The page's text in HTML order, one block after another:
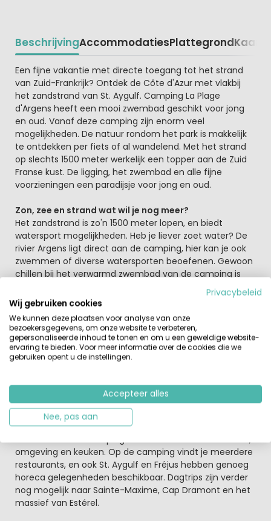
BeschrijvingAccommodatiesPlattegrondKaart
Beschrijving
Een fijne vakantie met directe toegang tot het strand
van Zuid-Frankrijk? Ontdek de Côte d'Azur met vlakbij
het zandstrand van St. Aygulf. Camping La Plage
d'Argens heeft een mooi zwembad geschikt voor jong
en oud. Vanaf deze camping zijn enorm veel
mogelijkheden. De natuur rondom het park is makkelijk
te ontdekken per fiets of al wandelend. Met het strand
op slechts 1500 meter werkelijk een topper aan de Zuid
Franse kust. De ligging, het zwembad en alle fijne
voorzieningen een paradijsje voor jong en oud.
Zon, zee en strand wat wil je nog meer?
Het zandstrand is zo'n 1500 meter lopen, en biedt
watersport mogelijkheden. Heb je liever zoet water? De
rivier Argens ligt direct aan de camping, hier kan je ook
zwemmen of diverse watersporten beoefenen. Gewoon
chillen bij het verwarmd zwembad van de camping is
natuurlijk ook gewoon mogelijk! Dit zwembad is mooi en
smaakvol aangelegd en voor de kinderen is er een
waterglijbaan. Met een kinderbad en de glijbanen is er
plezier voor elke leeftijd. Behalve bij het water kunnen de
kinderen zich vermaken bij de Kinderclub en voor tieners
worden er regelmatig sportieve activiteiten
georganiseerd. Mocht je trek hebben na zo'n actieve
restauranten genieten met een frisje op het gezellig
terras.
De Côte d'Azur betekent zon, zee en strand.
omgeving en keuken. Op de camping vindt je meerdere
restaurants, en ook St. Aygulf en Fréjus hebben genoeg
horeca gelegenheden beschikbaar. Dagtrips zijn verder
nog mogelijk naar Sainte-Maxime, Cap Dramont en het
massief van Estérel.
Privacybeleid
Wij gebruiken cookies
We kunnen deze plaatsen voor analyse van onze
bezoekersgegevens, om onze website te verbeteren,
gepersonaliseerde inhoud te tonen en om u een geweldige website-
ervaring te bieden. Voor meer informatie over de cookies die we
gebruiken opent u de instellingen.
Accepteer alles
Nee, pas aan